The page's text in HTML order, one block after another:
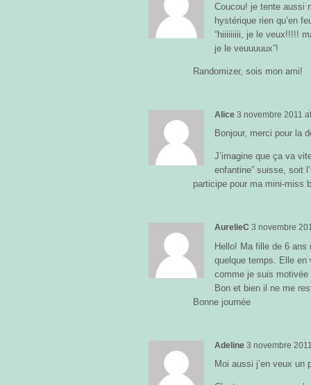
Coucou! je tente aussi
hystérique rien qu’en
“hiiiiiiiii, je le veux!!!!!
je le veuuuuux”!
Randomizer, sois mon ami!
Alice 3 novembre 2011
Bonjour, merci pour la
J’imagine que ça va
enfantine” suisse, soit
participe pour ma mini-miss
AurelieC 3 novembre
Hello! Ma fille de 6 ans
quelque temps. Elle en
comme je suis
Bon et bien il ne me
Bonne journée
Adeline 3 novembre
Moi aussi j’en veux un